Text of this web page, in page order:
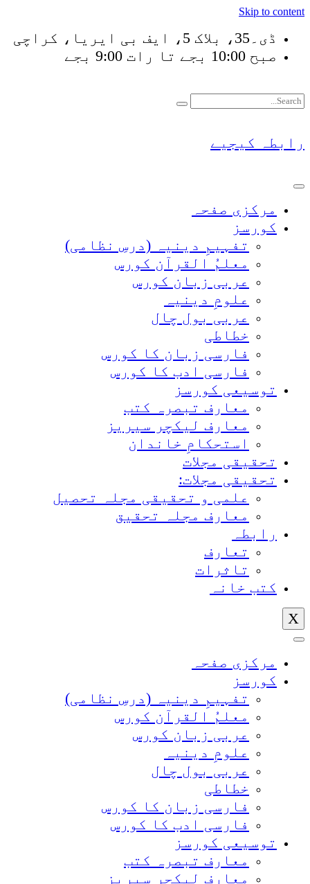
Skip to content
ڈی۔35، بلاک 5، ایف بی ایریا، کراچی
صبح 10:00 بجے تا رات 9:00 بجے
رابطہ کیجیے
مرکزی صفحہ
کورسز
تفہیمِ دینیہ (درسِ نظامی)
معلمُ القرآن کورس
عربی زبان کورس
علومِ دینیہ
عربی بول چال
خطاطی
فارسی زبان کا کورس
فارسی ادب کا کورس
توسیعی کورسز
معارف تبصرہ کتب
معارف لیکچر سیریز
استحکامِ خاندان
تحقیقی مجلات
تحقیقی مجلات:
علمی و تحقیقی مجلہ تحصیل
معارف مجلہ تحقیق
رابطہ
تعارف
تاثرات
کتب خانہ
X
مرکزی صفحہ
کورسز
تفہیمِ دینیہ (درسِ نظامی)
معلمُ القرآن کورس
عربی زبان کورس
علومِ دینیہ
عربی بول چال
خطاطی
فارسی زبان کا کورس
فارسی ادب کا کورس
توسیعی کورسز
معارف تبصرہ کتب
معارف لیکچر سیریز